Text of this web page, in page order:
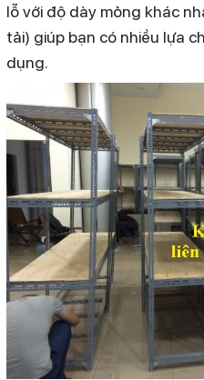
lỗ với độ dày mỏng khác
tải) giúp bạn có nhiều lựa
dụng.